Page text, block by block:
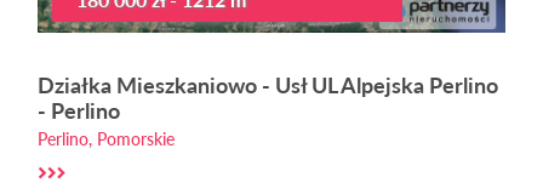
Działka Mieszkaniowo - Usł UL Alpejska Perlino
- Perlino
Perlino, Pomorskie